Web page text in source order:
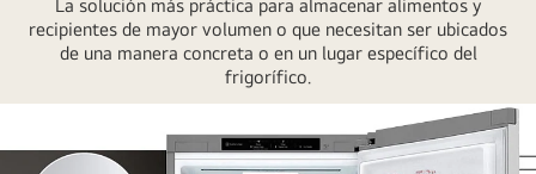
La solución más práctica para almacenar alimentos y
recipientes de mayor volumen o que necesitan ser ubicados
de una manera concreta o en un lugar específico del
frigorífico.